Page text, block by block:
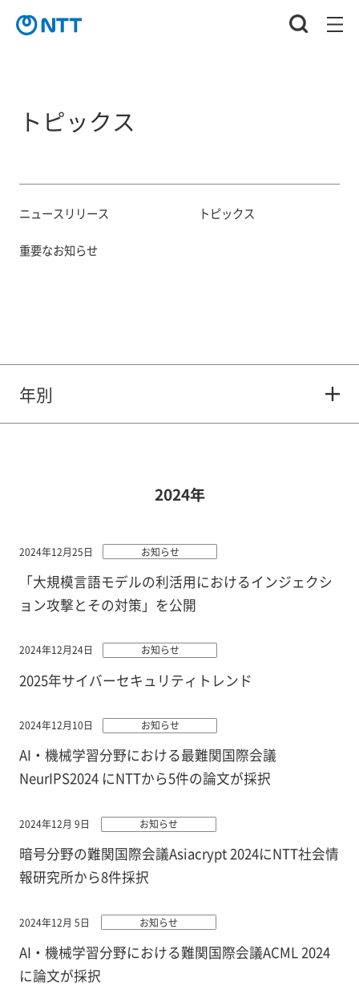
トピックス
ニュースリリース トピックス
重要なお知らせ
年別
2024年
2024年12月25日 お知らせ
「大規模言語モデルの利活用におけるインジェクシ
ョン攻撃とその対策」を公開
2024年12月24日 お知らせ
2025年サイバーセキュリティトレンド
2024年12月10日 お知らせ
AI・機械学習分野における最難関国際会議
NeurIPS2024 にNTTから5件の論文が採択
2024年12月 9日 お知らせ
暗号分野の難関国際会議Asiacrypt 2024にNTT社会情
報研究所から8件採択
2024年12月 5日 お知らせ
AI・機械学習分野における難関国際会議ACML 2024
に論文が採択